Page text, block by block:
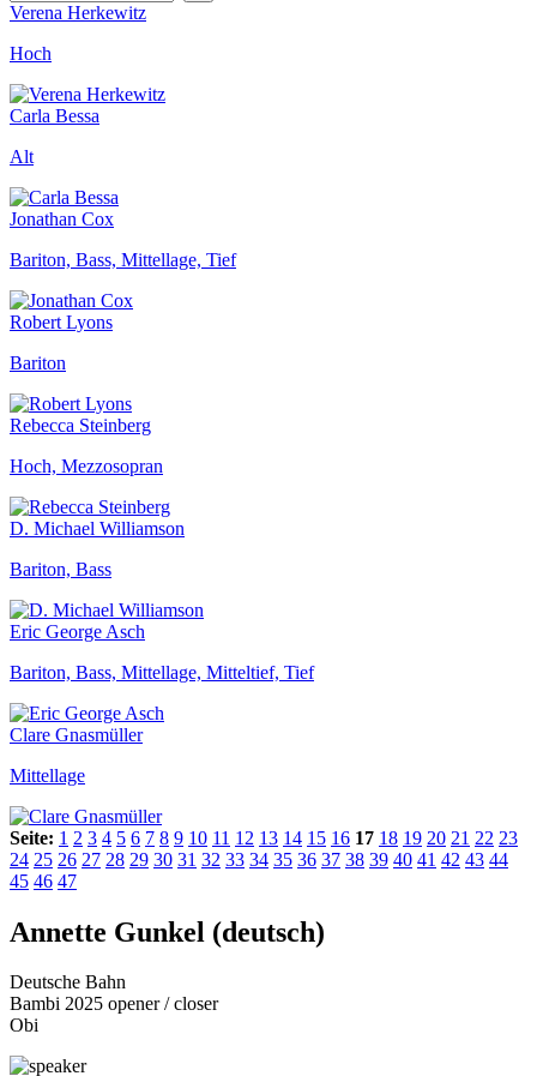
Verena Herkewitz
Hoch
Carla Bessa
Alt
Jonathan Cox
Bariton, Bass, Mittellage, Tief
Robert Lyons
Bariton
Rebecca Steinberg
Hoch, Mezzosopran
D. Michael Williamson
Bariton, Bass
Eric George Asch
Bariton, Bass, Mittellage, Mitteltief, Tief
Clare Gnasmüller
Mittellage
Seite: 1 2 3 4 5 6 7 8 9 10 11 12 13 14 15 16 17 18 19 20 21 22 23
24 25 26 27 28 29 30 31 32 33 34 35 36 37 38 39 40 41 42 43 44
45 46 47
Annette Gunkel (deutsch)
Deutsche Bahn
Bambi 2025 opener / closer
Obi